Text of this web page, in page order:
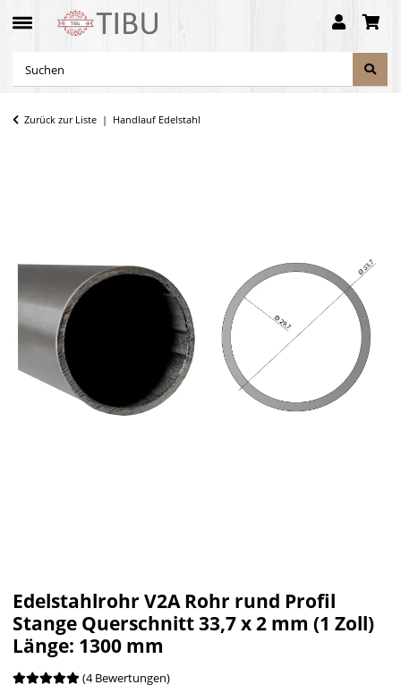
Zurück zur Liste Handlauf Edelstahl
Edelstahlrohr V2A Rohr rund Profil
Stange Querschnitt 33,7 x 2 mm (1 Zoll)
Länge: 1300 mm
(4 Bewertungen)